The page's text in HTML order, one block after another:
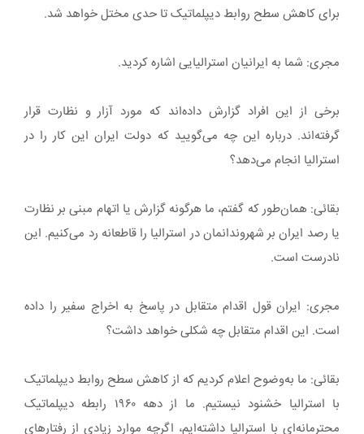
برای کاهش سطح روابط دیپلماتیک تا حدی مختل خواهد شد.
مجری: شما به ایرانیان استرالیایی اشاره کردید.
برخی از این افراد گزارش داده‌اند که مورد آزار و نظارت قرار
گرفته‌اند. درباره این چه می‌گویید که دولت ایران این کار را در
استرالیا انجام می‌دهد؟
بقائی: همان‌طور که گفتم، ما هرگونه گزارش یا اتهام مبنی بر نظارت
یا رصد ایران بر شهروندانمان در استرالیا را قاطعانه رد می‌کنیم. این
نادرست است.
مجری: ایران قول اقدام متقابل در پاسخ به اخراج سفیر را داده
است. این اقدام متقابل چه شکلی خواهد داشت؟
بقائی: ما به‌وضوح اعلام کردیم که از کاهش سطح روابط دیپلماتیک
با استرالیا خشنود نیستیم. ما از دهه ۱۹۶۰ رابطه دیپلماتیک
محترمانه‌ای با استرالیا داشته‌ایم، اگرچه موارد زیادی از رفتارهای